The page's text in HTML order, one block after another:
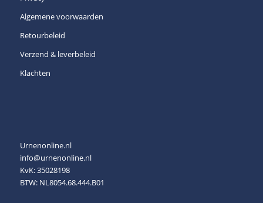
Algemene voorwaarden
Retourbeleid
Verzend & leverbeleid
Klachten
Urnenonline.nl
info@urnenonline.nl
KvK: 35028198
BTW: NL8054.68.444.B01